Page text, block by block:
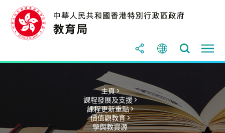
主頁 >
課程發展及支援 >
課程更新重點 >
價值觀教育 >
學與教資源